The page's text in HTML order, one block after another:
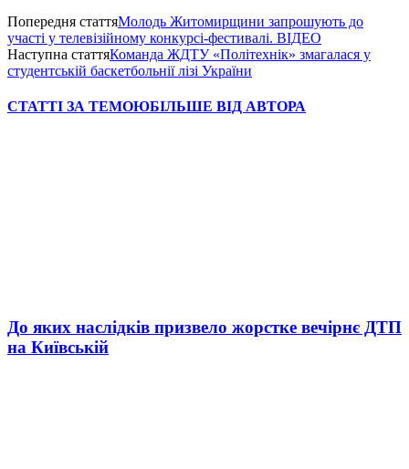
Попередня статтяМолодь Житомирщини запрошують до
участі у телевізійному конкурсі-фестивалі. ВІДЕО
Наступна статтяКоманда ЖДТУ «Політехнік» змагалася у
студентській баскетбольнії лізі України
СТАТТІ ЗА ТЕМОЮБІЛЬШЕ ВІД АВТОРА
До яких наслідків призвело жорстке вечірнє ДТП
на Київській